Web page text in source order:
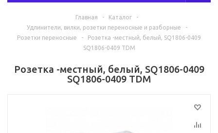
Главная - Каталог
-
Удлинители, вилки, розетки переносные и разборные
-
Розетки переносные
-
Розетка -местный, белый, SQ1806-0409
SQ1806-0409 TDM
Розетка -местный, белый, SQ1806-0409
SQ1806-0409 TDM